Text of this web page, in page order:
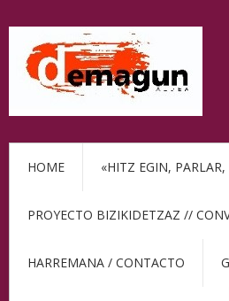
HOME «HITZ EGIN,
PROYECTO BIZIKIDETZAZ //
HARREMANA / CONTACTO